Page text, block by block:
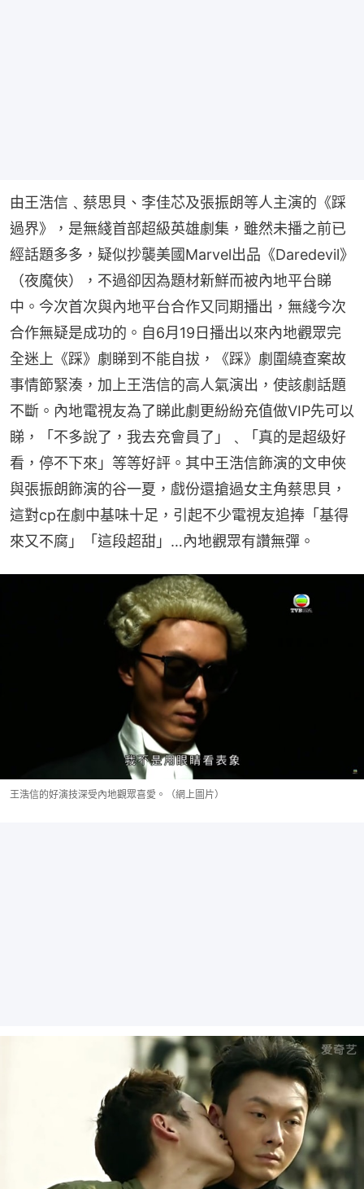
由王浩信﹑蔡思貝、李佳芯及張振朗等人主演的《踩
過界》，是無綫首部超級英雄劇集，雖然未播之前已
經話題多多，疑似抄襲美國Marvel出品《Daredevil》
（夜魔俠），不過卻因為題材新鮮而被內地平台睇
中。今次首次與內地平台合作又同期播出，無綫今次
合作無疑是成功的。自6月19日播出以來內地觀眾完
全迷上《踩》劇睇到不能自拔，《踩》劇圍繞查案故
事情節緊湊，加上王浩信的高人氣演出，使該劇話題
不斷。內地電視友為了睇此劇更紛紛充值做VIP先可以
睇，「不多說了，我去充會員了」﹑「真的是超级好
看，停不下來」等等好評。其中王浩信飾演的文申俠
與張振朗飾演的谷一夏，戲份還搶過女主角蔡思貝，
這對cp在劇中基味十足，引起不少電視友追捧「基得
來又不腐」「這段超甜」…內地觀眾有讚無彈。
王浩信的好演技深受內地觀眾喜愛。（網上圖片）